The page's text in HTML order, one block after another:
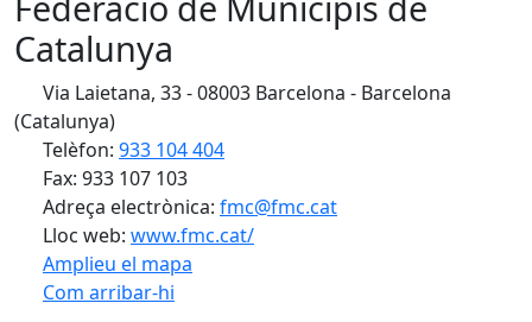
Catalunya
Via Laietana, 33 - 08003 Barcelona - Barcelona
(Catalunya)
Telèfon: 933 104 404
Fax: 933 107 103
Adreça electrònica: fmc@fmc.cat
Lloc web: www.fmc.cat/
Amplieu el mapa
Com arribar-hi